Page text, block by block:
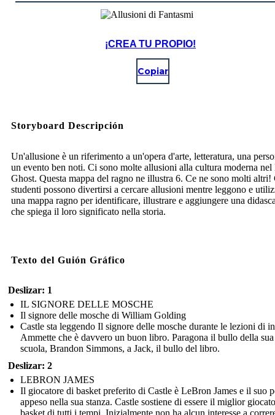
¡CREA TU PROPIO!
Copiar
Storyboard Descripción
Un'allusione è un riferimento a un'opera d'arte, letteratura, una
un evento ben noti. Ci sono molte allusioni alla cultura moderna
Ghost. Questa mappa del ragno ne illustra 6. Ce ne sono molti altri!
studenti possono divertirsi a cercare allusioni mentre leggono e
una mappa ragno per identificare, illustrare e aggiungere una
che spiega il loro significato nella storia.
Texto del Guión Gráfico
Deslizar: 1
IL SIGNORE DELLE MOSCHE
Il signore delle mosche di William Golding
Castle sta leggendo Il signore delle mosche durante le lezioni di
Ammette che è davvero un buon libro. Paragona il bullo della sua
scuola, Brandon Simmons, a Jack, il bullo del libro.
Deslizar: 2
LEBRON JAMES
Il giocatore di basket preferito di Castle è LeBron James e il suo
appeso nella sua stanza. Castle sostiene di essere il miglior